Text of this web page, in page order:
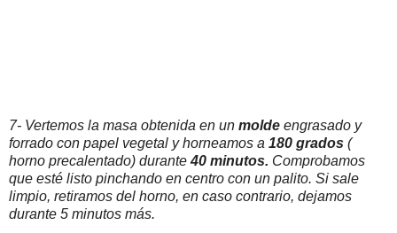
7- Vertemos la masa obtenida en un molde engrasado y
forrado con papel vegetal y horneamos a 180 grados (
horno precalentado) durante 40 minutos. Comprobamos
que esté listo pinchando en centro con un palito. Si sale
limpio, retiramos del horno, en caso contrario, dejamos
durante 5 minutos más.